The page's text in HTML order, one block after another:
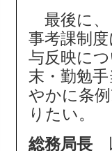
最後に、
事考課制
与反映に
末・勤勉
やかに条
りたい。
総務局長